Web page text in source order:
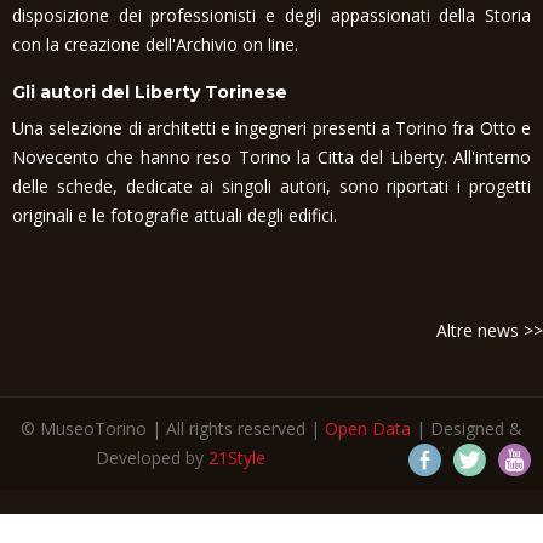
disposizione dei professionisti e degli appassionati della Storia
con la creazione dell'Archivio on line.
Gli autori del Liberty Torinese
Una selezione di architetti e ingegneri presenti a Torino fra Otto e
Novecento che hanno reso Torino la Citta del Liberty. All'interno
delle schede, dedicate ai singoli autori, sono riportati i progetti
originali e le fotografie attuali degli edifici.
Altre news >>
© MuseoTorino | All rights reserved | Open Data | Designed &
Developed by 21Style